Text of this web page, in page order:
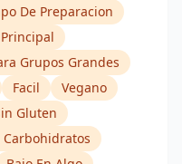
De Preparacion
Grupos Grandes
Facil
Vegano
Gluten
Carbohidratos